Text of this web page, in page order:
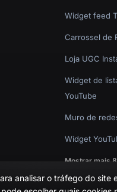
Widget feed
Carrossel de
Loja UGC
Widget de
YouTube
Muro de
Widget
Mostrar mais 8
analisar o tráfego do site